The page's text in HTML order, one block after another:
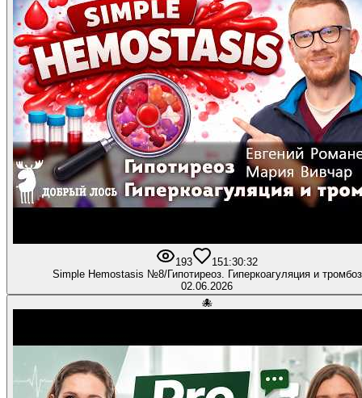
193 151:30:32
Simple Hemostasis №8/Гипотиреоз. Гиперкоагуляция и тромбоз
02.06.2026
🐙